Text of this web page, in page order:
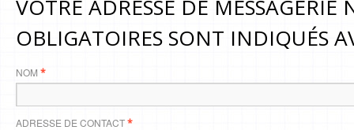
VOTRE ADRESSE DE MESSAGERIE
OBLIGATOIRES SONT INDIQUÉS
NOM *
ADRESSE DE CONTACT*